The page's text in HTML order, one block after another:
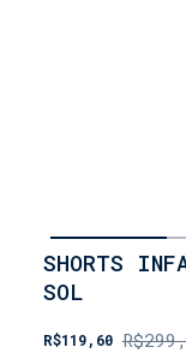
INÍCIO
•
OUTLET
INFANTIL
SHORTS
SOL
R$119,60